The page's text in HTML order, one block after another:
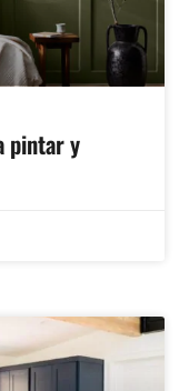
pintar y